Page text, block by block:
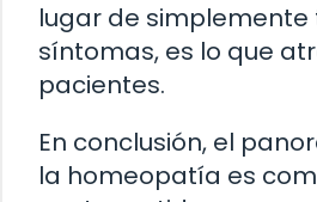
lugar de
síntomas, es lo que
pacientes.
En conclusión, el
la homeopatía es